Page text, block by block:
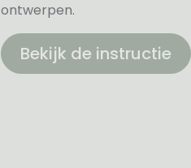
ontwerpen.
Bekijk de instructie